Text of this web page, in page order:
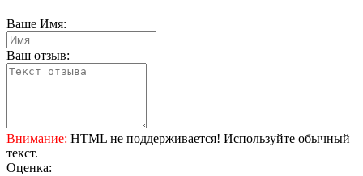
Ваше Имя:
Ваш отзыв:
Внимание: HTML не поддерживается! Используйте обычный
текст.
Оценка: